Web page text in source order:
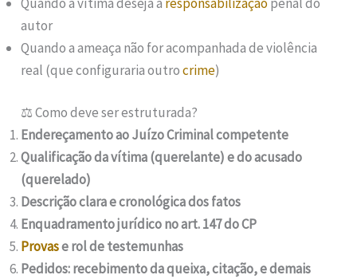
autor
Quando a ameaça não for acompanhada de violência
real (que configuraria outrocrime)
⚖️ Como deve ser estruturada?
Endereçamento ao Juízo Criminal competente
Qualificação da vítima (querelante) e do acusado
(querelado)
Descrição clara e cronológica dos fatos
Enquadramento jurídico no art. 147 do CP
Provase rol de testemunhas
Pedidos: recebimento da queixa, citação, e demais